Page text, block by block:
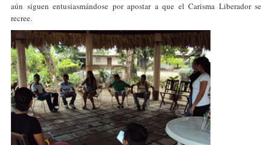
aún siguen entusiasmándose por apostar a que el Carisma Liberador se
recree.